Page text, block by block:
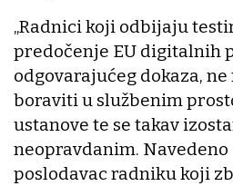
„Radnici koji odbijaju
predočenje EU digitalnih
odgovarajućeg dokaza,
boraviti u službenim
ustanove te se takav
neopravdanim. Navedeno
poslodavac radniku koji